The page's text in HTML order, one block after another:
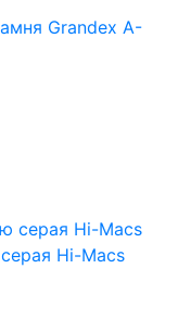
Grandex A-
Hi-Macs